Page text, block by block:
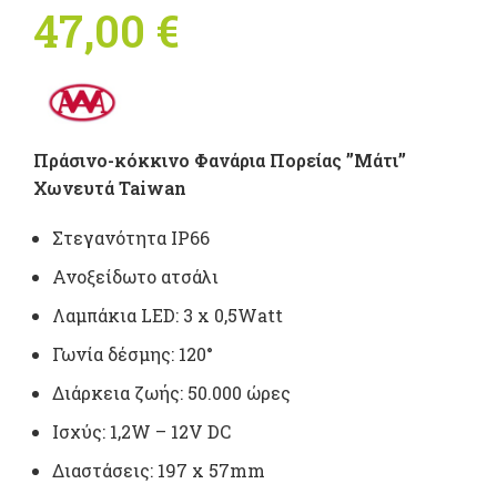
47,00 €
Πράσινο-κόκκινο Φανάρια Πορείας ”Μάτι”
Χωνευτά Taiwan
Στεγανότητα IP66
Ανοξείδωτο ατσάλι
Λαμπάκια LED: 3 x 0,5Watt
Γωνία δέσμης: 120°
Διάρκεια ζωής: 50.000 ώρες
Ισχύς: 1,2W – 12V DC
Διαστάσεις: 197 x 57mm